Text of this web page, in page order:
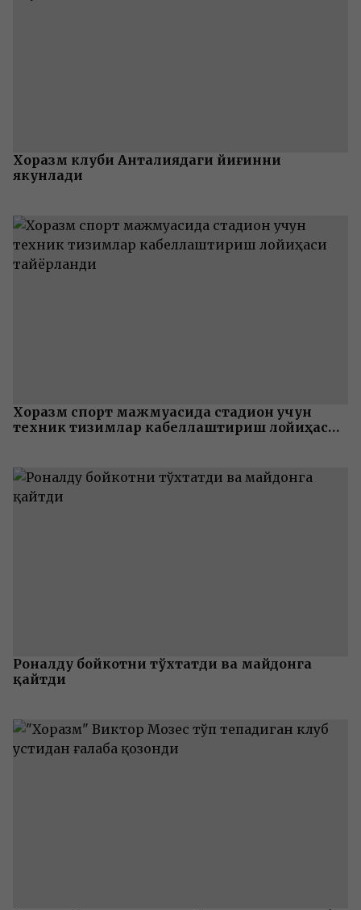
Хоразм клуби Анталиядаги йиғинни
якунлади
Хоразм спорт мажмуасида стадион учун
техник тизимлар кабеллаштириш лойиҳаси
Роналду бойкотни тўхтатди ва майдонга
қайтди